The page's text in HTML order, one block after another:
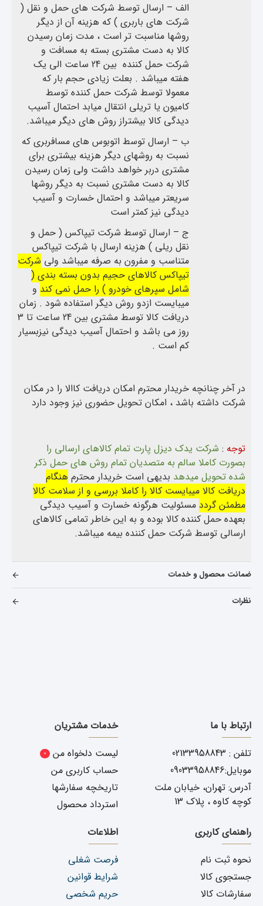
الف – ارسال توسط شرکت های حمل و نقل (
شرکت های باربری ) که هزینه آن از دیگر
روشها مناسبت تر است ، مدت زمان رسیدن
کالا به دست مشتری بسته به مسافت و
شرکت حمل کننده بین 24 ساعت الی یک
هفته میباشد . بعلت زیادی حجم بار که
معمولا توسط شرکت حمل کننده توسط
کامیون یا تریلی انتقال میابد احتمال آسیب
دیدگی کالا بیشتراز روش های دیگر میباشد.
ب – ارسال توسط اتوبوس های مسافربری که
نسبت به روشهای دیگر هزینه بیشتری برای
مشتری دربر خواهد داشت ولی زمان رسیدن
کالا به دست مشتری نسبت به دیگر روشها
سریعتر میباشد و احتمال خسارت و آسیب
دیدگی نیز کمتر است
ج – ارسال توسط شرکت تیپاکس ( حمل و
نقل ریلی ) هزینه ارسال با شرکت تیپاکس
متناسب و مفرون به صرفه میباشد ولی شرکت
تیپاکس کالاهای حجیم بدون بسته بندی (
شامل سپرهای خودرو ) را حمل نمی کند و
میبایست ازدو روش دیگر استفاده شود . زمان
دریافت کالا توسط مشتری بین 24 ساعت تا 3
روز می باشد و احتمال آسیب دیدگی نیزبسیار
کم است .
در آخر چنانچه خریدار محترم امکان دریافت کاالا را در مکان
شرکت داشته باشد ، امکان تحویل حضوری نیز وجود دارد
توجه : شرکت یدک دیزل پارت تمام کالاهای ارسالی را
بصورت کاملا سالم به متصدیان تمام روش های حمل ذکر
شده تحویل میدهد بدیهی است خریدار محترم هنگام
دریافت کالا میبایست کالا را کاملا بررسی و از سلامت کالا
مطمئن گردد مسئولیت هرگونه خسارت و آسیب دیدگی
بعهده حمل کننده کالا بوده و به این خاطر تمامی کالاهای
ارسالی توسط شرکت حمل کننده بیمه میباشد.
ضمانت محصول و خدمات
نظرات
ارتباط با ما
تلفن : 02133958843
موبایل:09033958846
آدرس: تهران، خیابان ملت
کوچه کاوه ، پلاک 13
خدمات مشتریان
لیست دلخواه من
0
حساب کاربری من
تاریخچه سفارشها
استرداد محصول
راهنمای کاربری
نحوه ثبت نام
جستجوی کالا
سفارشات کالا
اطلاعات
فرصت شغلی
شرایط قوانین
حریم شخصی